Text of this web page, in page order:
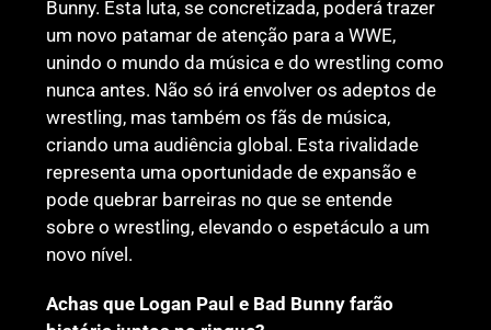
Bunny. Esta luta, se concretizada, poderá trazer
um novo patamar de atenção para a WWE,
unindo o mundo da música e do wrestling como
nunca antes. Não só irá envolver os adeptos de
wrestling, mas também os fãs de música,
criando uma audiência global. Esta rivalidade
representa uma oportunidade de expansão e
pode quebrar barreiras no que se entende
sobre o wrestling, elevando o espetáculo a um
novo nível.
Achas que Logan Paul e Bad Bunny farão